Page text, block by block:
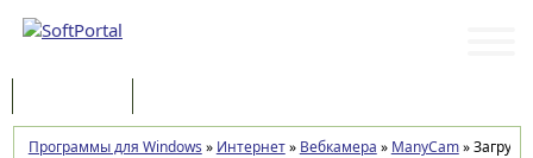
Программы для Windows » Интернет» Вебкамера » ManyCam»Загрузка